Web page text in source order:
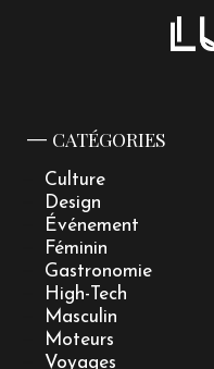
CATÉGORIES
Culture
Design
Événement
Féminin
Gastronomie
High-Tech
Masculin
Moteurs
Voyages